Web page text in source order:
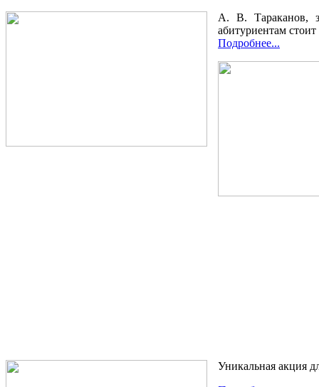
А. В. Тараканов,
абитуриентам
Подробнее...
Уникальная акция